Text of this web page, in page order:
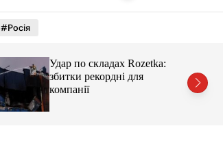
к
#Росія
Удар по складах Rozetka:
збитки рекордні для
компанії